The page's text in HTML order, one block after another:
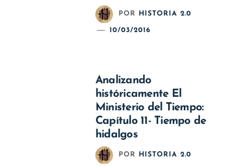
POR HISTORIA 2.0
10/03/2016
Analizando
históricamente El
Ministerio del Tiempo:
Capítulo 11- Tiempo de
hidalgos
POR HISTORIA 2.0